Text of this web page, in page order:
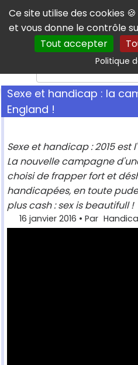
Panneau de gestion des
Ce site utilise des cookies 🍪
et vous donne le contrôle
Tout accepter
Politique
Sexe et handicap : la
England !
Sexe et handicap : 2015 est
La nouvelle campagne
choisi de frapper fort et
handicapées, en toute
plus cash : sex is beautifull !
16 janvier 2016 • Par